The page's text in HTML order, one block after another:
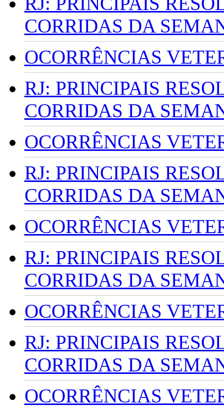
CORRIDAS DA
OCORRÊNCIAS
RJ: PRINCIPAIS
CORRIDAS DA
OCORRÊNCIAS
RJ: PRINCIPAIS
CORRIDAS DA
OCORRÊNCIAS
RJ: PRINCIPAIS
CORRIDAS DA
OCORRÊNCIAS
RJ: PRINCIPAIS
CORRIDAS DA
OCORRÊNCIAS